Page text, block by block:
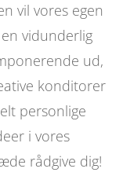
vil vores egen
vidunderlig
ud,
konditorer
personlige
i vores
rådgive dig!